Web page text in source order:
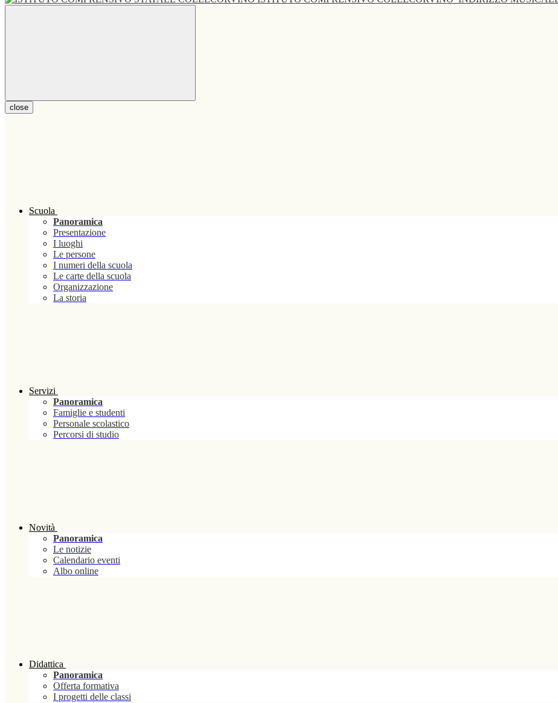
close
Scuola
Panoramica
Presentazione
I luoghi
Le persone
I numeri della scuola
Le carte della scuola
Organizzazione
La storia
Servizi
Panoramica
Famiglie e studenti
Personale scolastico
Percorsi di studio
Novità
Panoramica
Le notizie
Calendario eventi
Albo online
Didattica
Panoramica
Offerta formativa
I progetti delle classi